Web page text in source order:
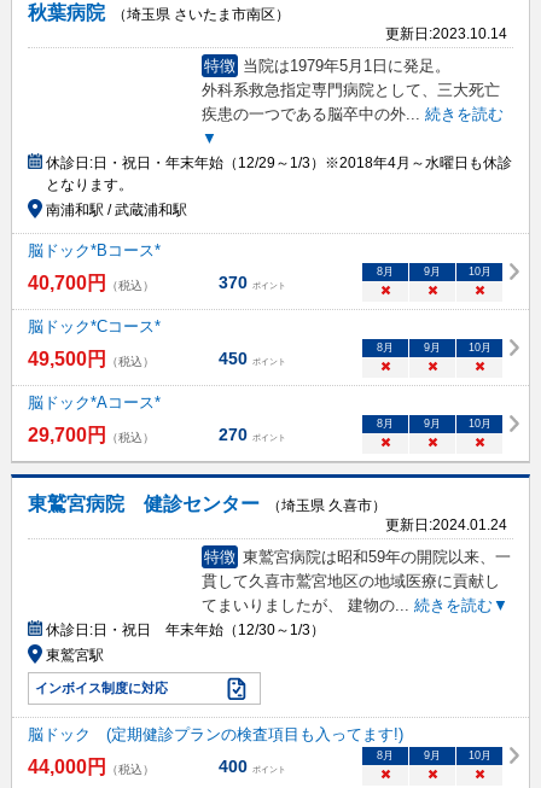
秋葉病院
（埼玉県 さいたま市南区）
更新日:2023.10.14
特徴 当院は1979年5月1日に発足。
外科系救急指定専門病院として、三大死亡
疾患の一つである脳卒中の外... 続きを読む
▼
休診日:日・祝日・年末年始（12/29～1/3）※2018年4月～水曜日も休診
となります。
南浦和駅 / 武蔵浦和駅
脳ドック*Bコース*
40,700円 （税込） 370 ポイント
8月 9月 10月
× × ×
脳ドック*Cコース*
49,500円 （税込） 450 ポイント
8月 9月 10月
× × ×
脳ドック*Aコース*
29,700円 （税込） 270 ポイント
8月 9月 10月
× × ×
東鷲宮病院 健診センター
（埼玉県 久喜市）
更新日:2024.01.24
特徴 東鷲宮病院は昭和59年の開院以来、一
貫して久喜市鷲宮地区の地域医療に貢献し
てまいりましたが、 建物の... 続きを読む▼
休診日:日・祝日 年末年始（12/30～1/3）
東鷲宮駅
インボイス制度に対応
脳ドック (定期健診プランの検査項目も入ってます!)
44,000円 （税込） 400 ポイント
8月 9月 10月
× × ×